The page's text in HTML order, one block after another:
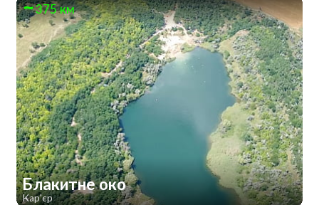
375 км
Блакитне око
Кар'єр